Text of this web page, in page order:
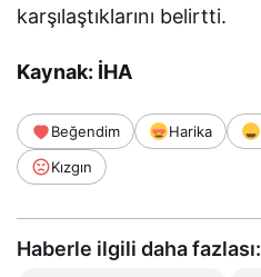
karşılaştıklarını belirtti.
Kaynak: İHA
Beğendim Harika
Kızgın
Haberle ilgili daha fazlası: